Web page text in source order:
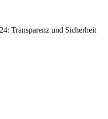
Transparenz und Sicherheit